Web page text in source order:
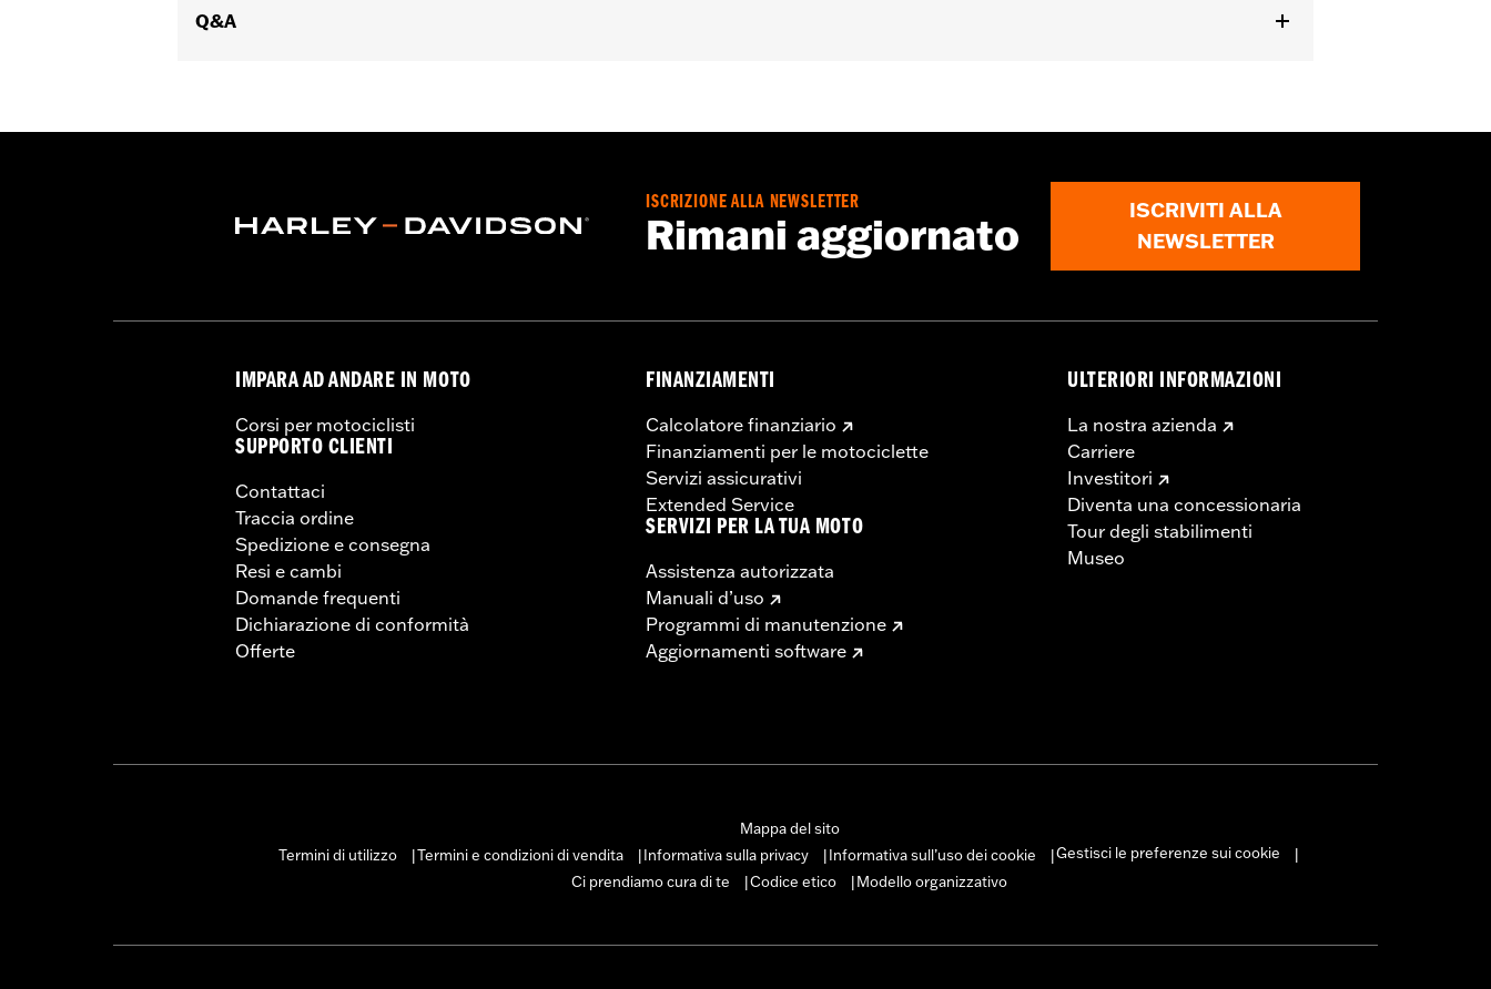
Capacità:
Materiale:Alluminio con spigoli in nylon rinforzato con vetro
Garanzia limitata di 1 anno – Visitare la paginawww.h-d.com/warranty
Q&A
ISCRIZIONE ALLA NEWSLETTER
Rimani aggiornato
ISCRIVITI ALLA
NEWSLETTER
IMPARA AD ANDARE IN MOTO
Corsi per motociclisti
SUPPORTO CLIENTI
Contattaci
Traccia ordine
Spedizione e consegna
Resi e cambi
Domande frequenti
Dichiarazione di conformità
Offerte
FINANZIAMENTI
Calcolatore finanziario
Finanziamenti per le motociclette
Servizi assicurativi
Extended Service
SERVIZI PER LA TUA MOTO
Assistenza autorizzata
Manuali d’uso
Programmi di manutenzione
Aggiornamenti software
ULTERIORI INFORMAZIONI
La nostra azienda
Carriere
Investitori
Diventa una concessionaria
Tour degli stabilimenti
Museo
Mappa del sito
Termini di utilizzo
Termini e condizioni di vendita Informativa sulla privacy Informativa sull’uso dei cookie Gestisci le preferenze sui cookie
Ci prendiamo cura di te
Codice etico Modello organizzativo